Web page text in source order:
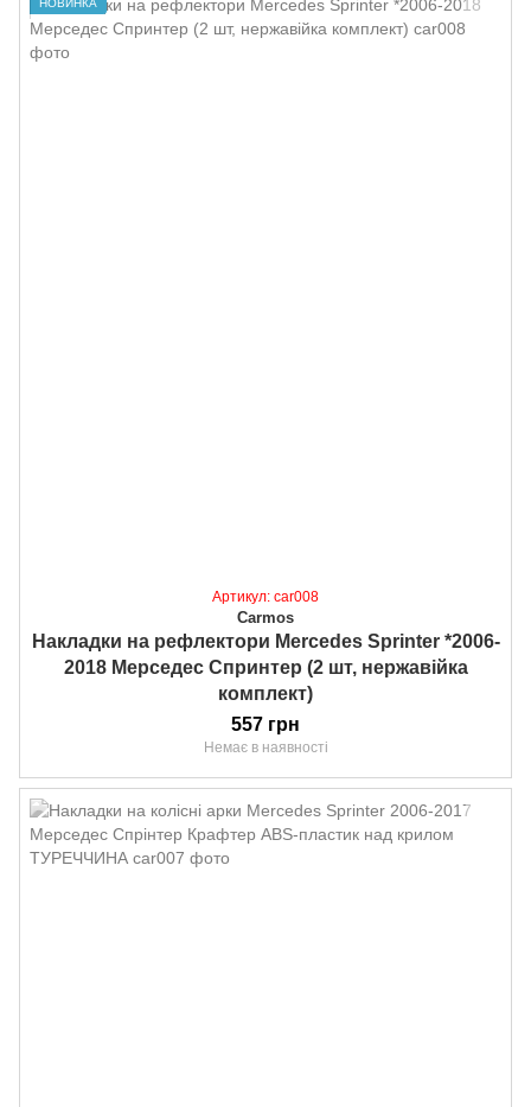
НОВИНКА
Артикул: car008
Carmos
Накладки на рефлектори Mercedes Sprinter *2006-
2018 Мерседес Спринтер (2 шт, нержавійка
комплект)
557 грн
Немає в наявності